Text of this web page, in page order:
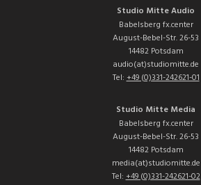
Studio Mitte Audio
Babelsberg fx.center
August-Bebel-Str. 26-53
14482 Potsdam
audio(at)studiomitte.de
Tel:+49 (0)331-242621-01
Studio Mitte Media
Babelsberg fx.center
August-Bebel-Str. 26-53
14482 Potsdam
media(at)studiomitte.de
Tel:+49 (0)331-242621-02